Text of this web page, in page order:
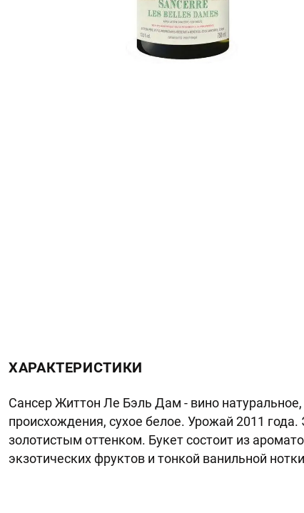
ХАРАКТЕРИСТИКИ
Сансер Життон Ле Бэль Дам - вино
происхождения, сухое белое. Урожай 2011
золотистым оттенком. Букет состоит из
экзотических фруктов и тонкой ванильной